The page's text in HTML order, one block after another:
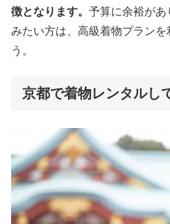
徴となります。 予算に余裕が
みたい方は、高級着物プラン
う。
京都で着物レンタルし